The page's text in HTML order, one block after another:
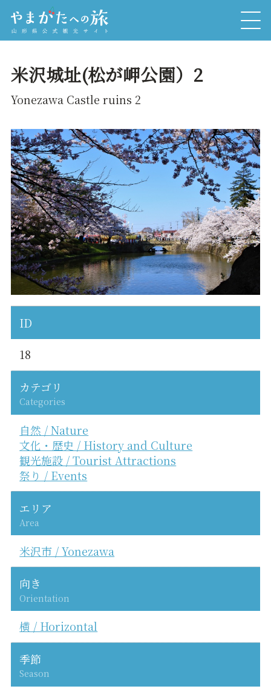
米沢城址(松が岬公園）2
Yonezawa Castle ruins 2
ID
18
カテゴリ
Categories
自然 / Nature
文化・歴史 / History and Culture
観光施設 / Tourist Attractions
祭り / Events
エリア
Area
米沢市 / Yonezawa
向き
Orientation
横 / Horizontal
季節
Season